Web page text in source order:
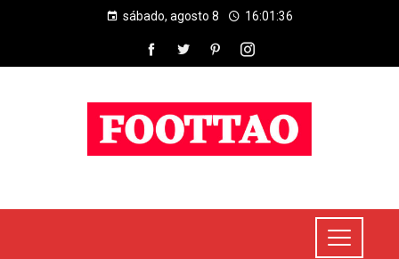
sábado, agosto 8 16:01:37